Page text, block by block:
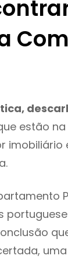
estão